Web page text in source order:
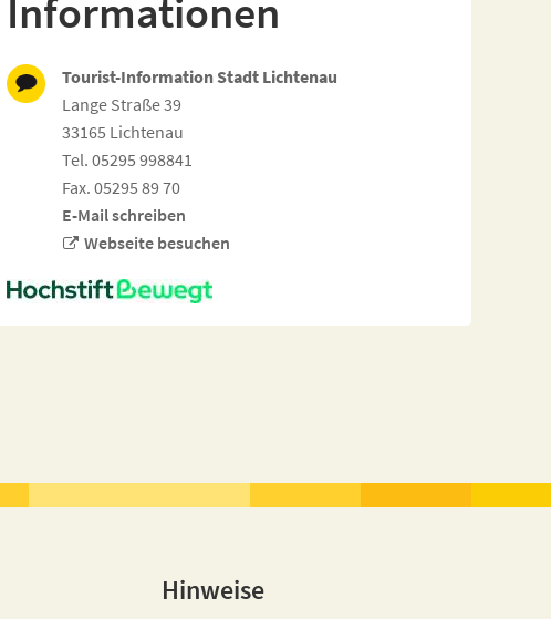
Informationen
Tourist-Information Stadt Lichtenau
Lange Straße 39
33165 Lichtenau
Tel. 05295 998841
Fax. 05295 89 70
E-Mail schreiben
Webseite besuchen
Hinweise